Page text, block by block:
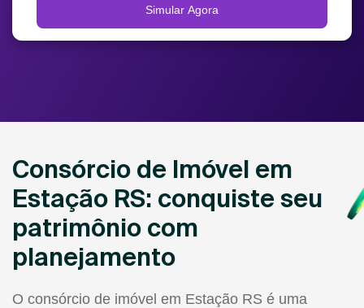
Simular Agora
Consórcio de Imóvel em
Estação RS: conquiste seu
patrimônio com
planejamento
O consórcio de imóvel em Estação RS é uma